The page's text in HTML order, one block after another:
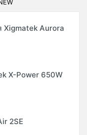
Xigmatek Aurora
X-Power 650W
2SE